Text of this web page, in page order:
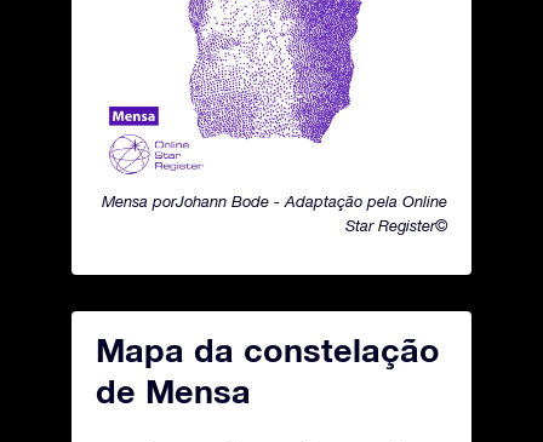
Mensa porJohann Bode - Adaptação pela Online
Star Register©
Mapa da constelação
de Mensa